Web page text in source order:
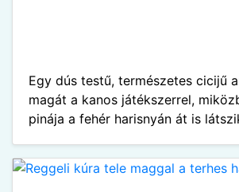
Egy dús testű, természetes cicijű
magát a kanos játékszerrel,
pinája a fehér harisnyán át is